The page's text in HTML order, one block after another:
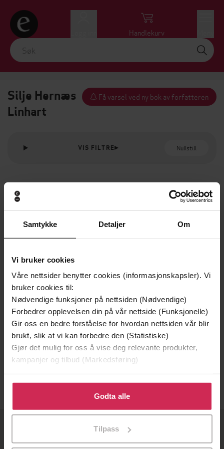
Samtykke Detaljer Om
Vi bruker cookies
Våre nettsider benytter cookies (informasjonskapsler). Vi
bruker cookies til:
Nødvendige funksjoner på nettsiden (Nødvendige)
Forbedrer opplevelsen din på vår nettside (Funksjonelle)
Gir oss en bedre forståelse for hvordan nettsiden vår blir
brukt, slik at vi kan forbedre den (Statistiske)
Gjør det mulig for oss å vise deg relevante produkter,
kampanjer og tilbud (Markedsføring)
Klikk på «Godta alle» for å gi oss ditt samtykke til å
bruke cookies for alle disse formålene. Du kan også
tilpasse ditt samtykke til spesifikke formål ved å klikke
Godta alle
Tilpass
Handlekurv
Silje Hernæs
Linhart
Få varsel ved ny bok av forfatteren
VIS FILTRE Nullstill
309,-
Litteraturformidling i lokale bibliotek
Kjell Ivar Skjerdingstad